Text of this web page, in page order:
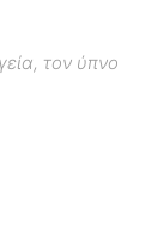
τον ύπνο